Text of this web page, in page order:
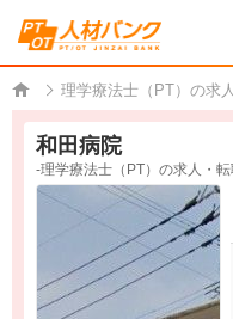
理学療法士（PT）の求
和田病院
-理学療法士（PT）の求人・